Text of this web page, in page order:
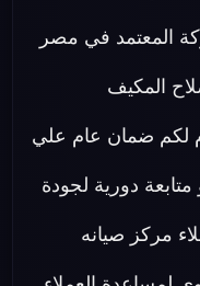
المعتمد في مصر
المكيف
لكم ضمان عام علي
دورية لجودة
مركز صيانه